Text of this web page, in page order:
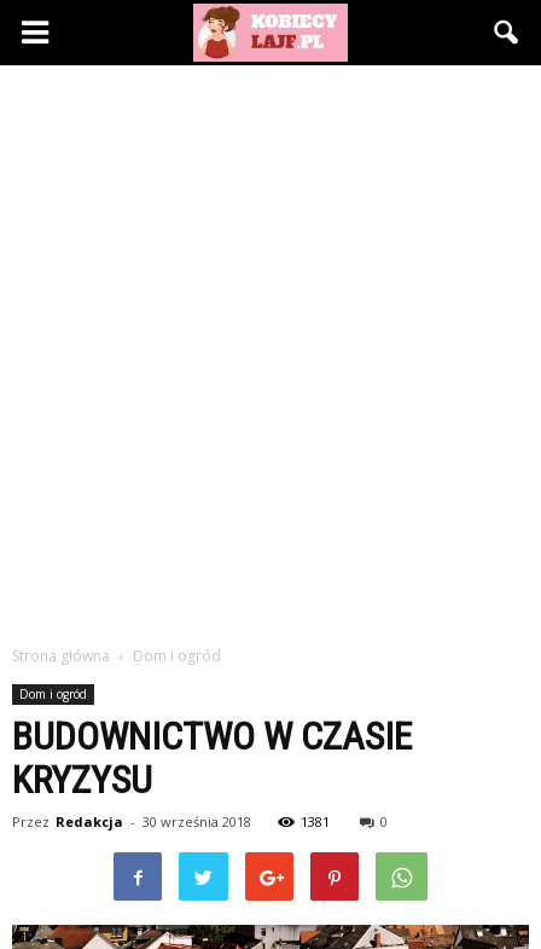
KobiecyLajf.pl
Strona główna Dom i ogród
Dom i ogród
BUDOWNICTWO W CZASIE
KRYZYSU
Przez Redakcja - 30 września 2018 1381 0